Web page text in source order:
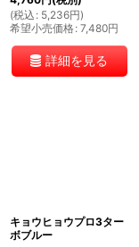
(税込 : 5,236円)
希望小売価格: 7,480円
詳細を見る
キョウヒョウプロ3ター
ボブルー